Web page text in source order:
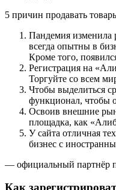
5 причин продавать
Пандемия изменила
всегда опытны в
Кроме того,
Регистрация на
Торгуйте со всем
Чтобы выделиться
функционал, чтобы
Освоив внешние
площадка, как
У сайта отличная
бизнес с
— официальный партнёр